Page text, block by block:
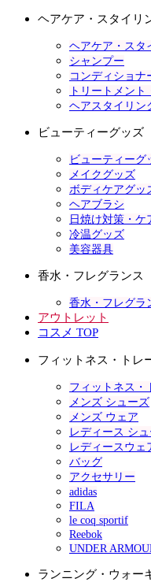
ヘアケア・スタイリ
ヘアケア・スタ
シャンプー
コンディショナ
トリートメント
ヘアスタイリン
ビューティーグッズ
ビューティーグ
メイクグッズ
ボディケアグッ
ヘアブラシ
日焼け対策・ケ
冷温グッズ
美容器具
香水・フレグランス
香水・フレグラ
アウトレット
コスメ TOP
フィットネス・トレ
フィットネス・
メンズ シューズ
メンズ ウェア
レディース シ
レディースウェ
バッグ
アクセサリー
adidas
FILA
le coq sportif
Reebok
UNDER
ランニング・ウォー